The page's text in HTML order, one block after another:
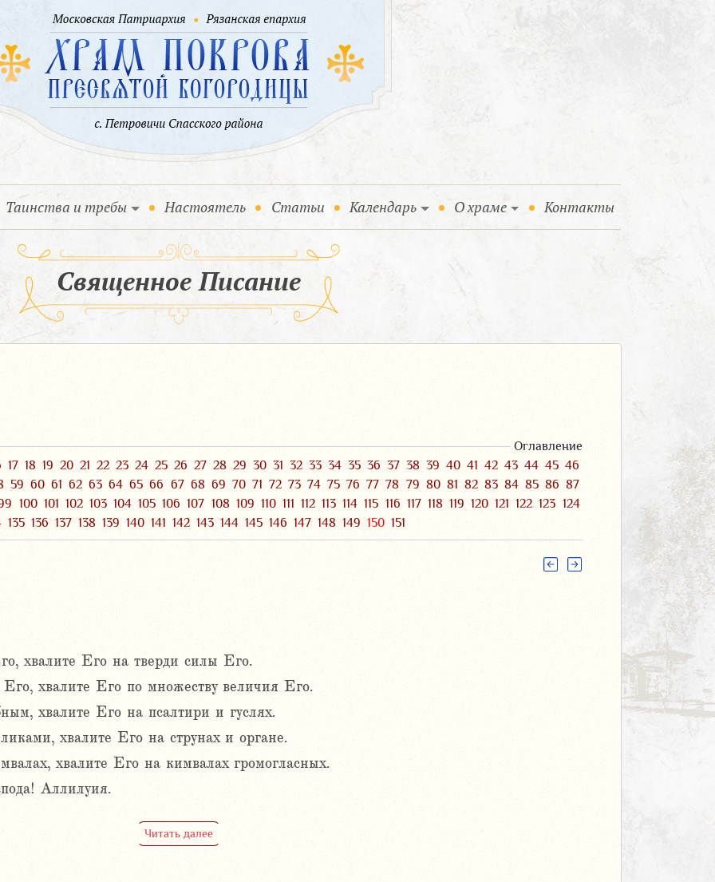
Таинства и требы Настоятель Статьи Календарь О храме Контакты
Священное Писание
Оглавление
17 18 19 20 21 22 23 24 25 26 27 28 29 30 31 32 33 34 35 36 37 38 39 40 41 42 43 44 45 46
59 60 61 62 63 64 65 66 67 68 69 70 71 72 73 74 75 76 77 78 79 80 81 82 83 84 85 86 87
100 101 102 103 104 105 106 107 108 109 110 111 112 113 114 115 116 117 118 119 120 121 122 123 124
135 136 137 138 139 140 141 142 143 144 145 146 147 148 149 150 151
хвалите Его на тверди силы Его.
хвалите Его по множеству величия Его.
хвалите Его на псалтири и гуслях.
хвалите Его на струнах и органе.
хвалите Его на кимвалах громогласных.
Аллилуия.
Читать далее